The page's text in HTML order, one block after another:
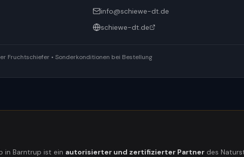
info@schiewe-dt.de
schiewe-dt.de
Fruchtschiefer • Sonderkonditionen bei Bestellung
in Barntrup ist ein autorisierter und zertifizierter Partner des